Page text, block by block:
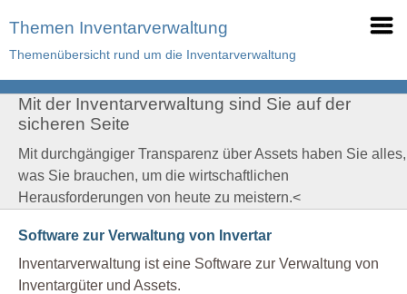
Themen Inventarverwaltung
Themenübersicht rund um die Inventarverwaltung
Mit der Inventarverwaltung sind Sie auf der
sicheren Seite
Mit durchgängiger Transparenz über Assets haben Sie alles,
was Sie brauchen, um die wirtschaftlichen
Herausforderungen von heute zu meistern.<
Software zur Verwaltung von Invertar
Inventarverwaltung ist eine Software zur Verwaltung von
Inventargüter und Assets.